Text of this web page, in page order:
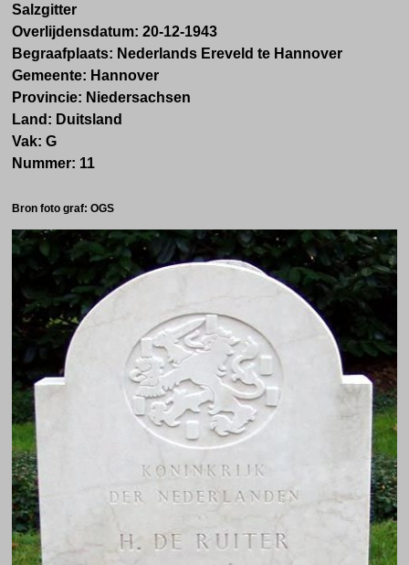
Salzgitter
Overlijdensdatum: 20-12-1943
Begraafplaats: Nederlands Ereveld te Hannover
Gemeente: Hannover
Provincie: Niedersachsen
Land: Duitsland
Vak: G
Nummer: 11
Bron foto graf: OGS